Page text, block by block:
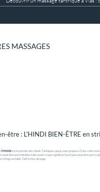
MASSAGES
être : L'HINDI BIEN-ÊTRE en
l’HINDIest le premier des rituels Tantriques que je vous propose. Dans cette
peut être une invitation à découvrir ce que signifie le Sacré pour peut être par la
string sur table. Tarif en bas de page.